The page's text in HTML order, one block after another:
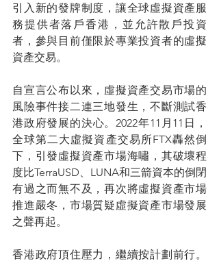
引入新的發牌制度，讓全球虛擬資產服
務提供者落戶香港，並允許散戶投資
者，參與目前僅限於專業投資者的虛擬
資產交易。
自宣言公布以來，虛擬資產交易市場的
風險事件接二連三地發生，不斷測試香
港政府發展的決心。2022年11月11日，
全球第二大虛擬資產交易所FTX轟然倒
下，引發虛擬資產市場海嘯，其破壞程
度比TerraUSD、LUNA和三箭資本的倒閉
有過之而無不及，再次將虛擬資產市場
推進嚴冬，市場質疑虛擬資產市場發展
之聲再起。
香港政府頂住壓力，繼續按計劃前行。